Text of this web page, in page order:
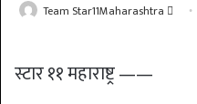
Team Star11Maharashtra
Send
स्टार ११ महाराष्ट्र ——